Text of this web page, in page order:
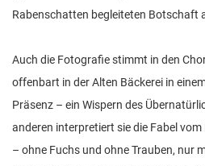
Rabenschatten begleiteten Botschaft
Auch die Fotografie stimmt in den
offenbart in der Alten Bäckerei in
Präsenz – ein Wispern des
anderen interpretiert sie die Fabel
– ohne Fuchs und ohne Trauben, nur